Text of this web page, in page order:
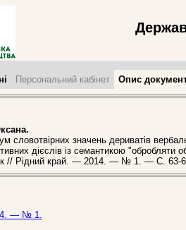
Персональний кабінет Опис
словотвірних значень дериватів
дієслів із семантикою "обробляти
// Рідний край. — 2014. — № 1. — С. 63-
— № 1.